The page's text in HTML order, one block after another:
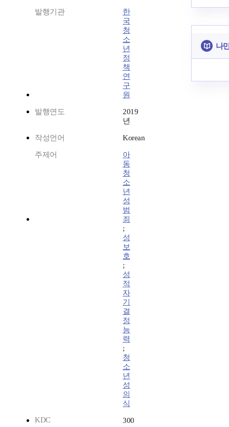
발행기관
한
국
청
소
년
정
책
연
구
원
발행연도
2019
년
작성언어 Korean
주제어
아
동
청
소
년
성
범
죄
;
성
보
호
;
성
적
자
기
결
정
능
력
;
청
소
년
성
의
식
KDC
300
나